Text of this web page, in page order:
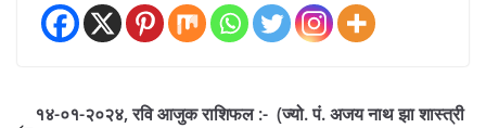
१४-०१-२०२४, रवि आजुक राशिफल :- (ज्यो. पं. अजय नाथ झा शास्त्री